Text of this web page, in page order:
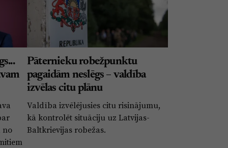
no
Pāternieku robežpunktu
pagaidām neslēgs – valdība
izvēlas citu plānu
Valdība izvēlējusies citu risinājumu,
kā kontrolēt situāciju uz Latvijas-
Baltkrievijas robežas.